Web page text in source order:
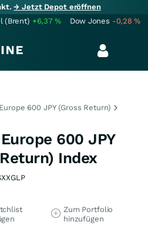
→ Jetzt Depot eröffnen
(Brent) +6,37% Dow Jones -0,28%
600 JPY (Gross Return)
Europe 600 JPY
Index
Zum Portfolio
hinzufügen